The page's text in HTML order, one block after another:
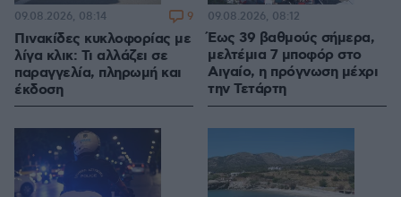
Πινακίδες κυκλοφορίας με
λίγα κλικ: Τι αλλάζει σε
παραγγελία, πληρωμή και
έκδοση
09.08.2026, 08:14 9
Έως 39 βαθμούς σήμερα,
μελτέμια 7 μποφόρ στο
Αιγαίο, η πρόγνωση μέχρι
την Τετάρτη
09.08.2026, 08:12